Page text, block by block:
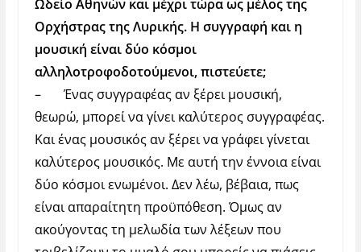
Ωδείο Αθηνών και μέχρι τώρα ως μέλος της
Ορχήστρας της Λυρικής. Η συγγραφή και η
μουσική είναι δύο κόσμοι
αλληλοτροφοδοτούμενοι, πιστεύετε;
–
Ένας συγγραφέας αν ξέρει μουσική,
θεωρώ, μπορεί να γίνει καλύτερος συγγραφέας.
Και ένας μουσικός αν ξέρει να γράφει γίνεται
καλύτερος μουσικός. Με αυτή την έννοια είναι
δύο κόσμοι ενωμένοι. Δεν λέω, βέβαια, πως
είναι απαραίτητη προϋπόθεση. Όμως αν
ακούγοντας τη μελωδία των λέξεων που